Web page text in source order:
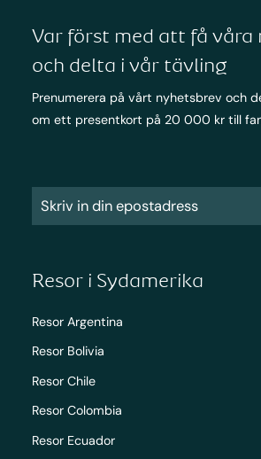
Var först med att få våra
och delta i vår tävling
Prenumerera på vårt nyhetsbrev och
om ett presentkort på 20 000 kr till
Resor i Sydamerika
Resor Argentina
Resor Bolivia
Resor Chile
Resor Colombia
Resor Ecuador